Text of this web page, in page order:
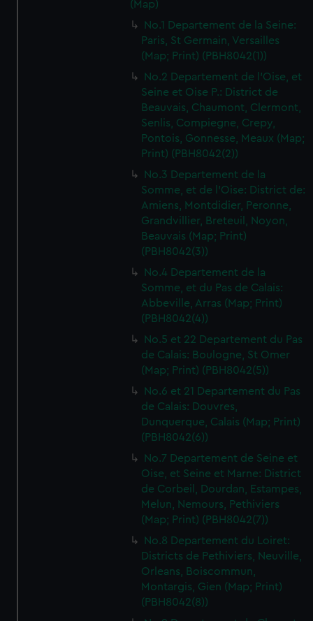
(Map)
No.1 Departement de la Seine:
Paris, St Germain, Versailles
(Map; Print) (PBH8042(1))
No.2 Departement de l'Oise, et
Seine et Oise P.: District de
Beauvais, Chaumont, Clermont,
Senlis, Compiegne, Crepy,
Pontois, Gonnesse, Meaux (Map;
Print) (PBH8042(2))
No.3 Departement de la
Somme, et de l'Oise: District de:
Amiens, Montdidier, Peronne,
Grandvillier, Breteuil, Noyon,
Beauvais (Map; Print)
(PBH8042(3))
No.4 Departement de la
Somme, et du Pas de Calais:
Abbeville, Arras (Map; Print)
(PBH8042(4))
No.5 et 22 Departement du Pas
de Calais: Boulogne, St Omer
(Map; Print) (PBH8042(5))
No.6 et 21 Departement du Pas
de Calais: Douvres,
Dunquerque, Calais (Map; Print)
(PBH8042(6))
No.7 Departement de Seine et
Oise, et Seine et Marne: District
de Corbeil, Dourdan, Estampes,
Melun, Nemours, Pethiviers
(Map; Print) (PBH8042(7))
No.8 Departement du Loiret:
Districts de Pethiviers, Neuville,
Orleans, Boiscommun,
Montargis, Gien (Map; Print)
(PBH8042(8))